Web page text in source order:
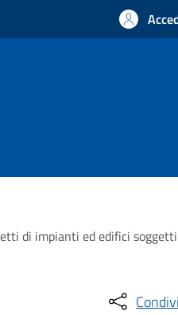
di impianti ed edifici